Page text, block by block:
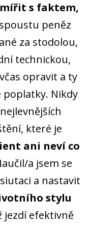
s faktem,
peněz
za stodolou,
technickou,
opravit a ty
poplatky. Nikdy
které je
ani neví co
a jsem se
a nastavit
stylu
jezdí efektivně